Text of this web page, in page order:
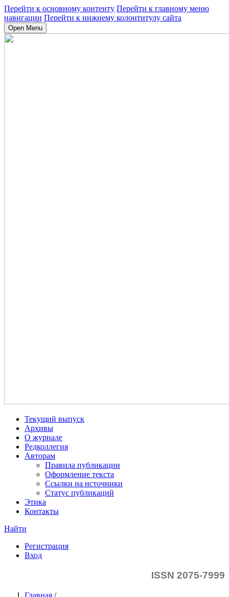
Перейти к основному контенту Перейти к главному меню
навигации Перейти к нижнему колонтитулу сайта
Open Menu
Текущий выпуск
Архивы
О журнале
Редколлегия
Авторам
Правила публикации
Оформление текста
Ссылки на источники
Статус публикаций
Этика
Контакты
Найти
Регистрация
Вход
ISSN 2075-7999